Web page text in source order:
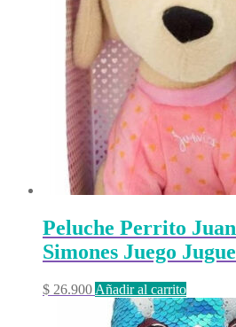
Peluche Perrito
Simones Juego
$ 26.900 Añadir al carrito